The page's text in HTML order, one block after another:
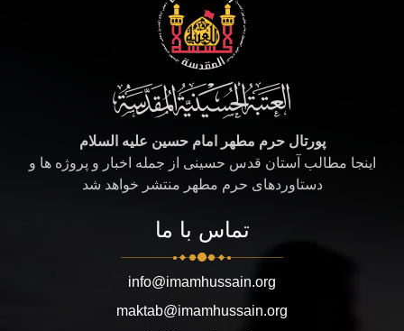
پورتال حرم مطهر امام حسین علیه السلام
اینجا مطالب آستان قدس حسینی از جمله اخبار و پروژه ها و
دستاوردهای حرم مطهر منتشر خواهد شد
تماس با ما
info@imamhussain.org
maktab@imamhussain.org